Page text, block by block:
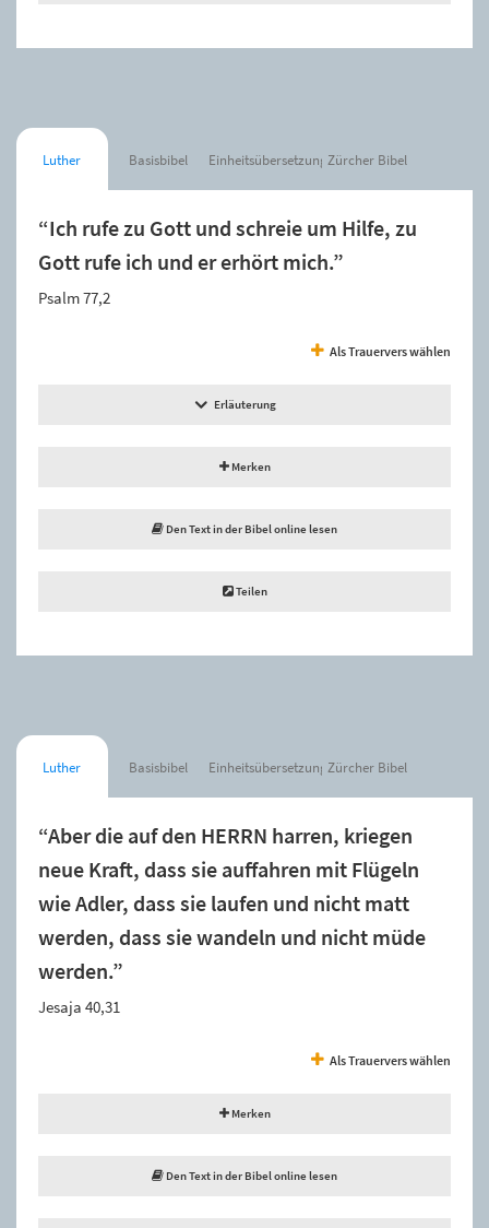
Luther Basisbibel Einheitsübersetzung Zürcher Bibel
“Ich rufe zu Gott und schreie um Hilfe, zu
Gott rufe ich und er erhört mich.”
Psalm 77,2
Als Trauervers wählen
Erläuterung
Merken
Den Text in der Bibel online lesen
Teilen
Luther Basisbibel Einheitsübersetzung Zürcher Bibel
“Aber die auf den HERRN harren, kriegen
neue Kraft, dass sie auffahren mit Flügeln
wie Adler, dass sie laufen und nicht matt
werden, dass sie wandeln und nicht müde
werden.”
Jesaja 40,31
Als Trauervers wählen
Merken
Den Text in der Bibel online lesen